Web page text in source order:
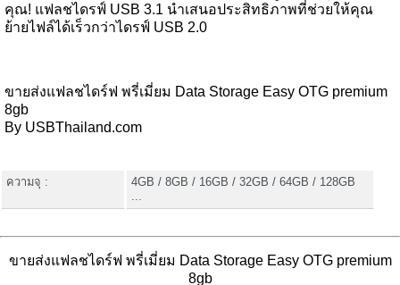
คุณ! แฟลชไดรฟ์ USB 3.1 นำเสนอประสิทธิภาพที่ช่วยให้คุณ
ย้ายไฟล์ได้เร็วกว่าไดรฟ์ USB 2.0
ขายส่งแฟลชไดร์ฟ พรี่เมี่ยม Data Storage Easy OTG premium
8gb
By USBThailand.com
ความจุ :
4GB / 8GB / 16GB / 32GB / 64GB / 128GB
ขายส่งแฟลชไดร์ฟ พรี่เมี่ยม Data Storage Easy OTG premium
8gb